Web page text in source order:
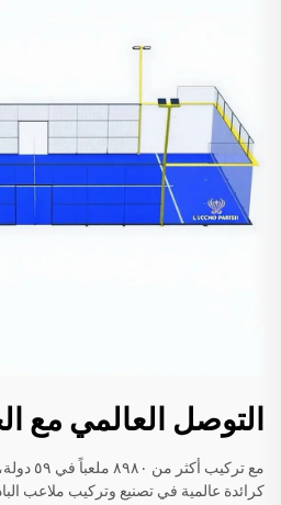
التوصل العالمي مع
مع تركيب
كرائدة عالمية في تصنيع وتركيب ملاعب